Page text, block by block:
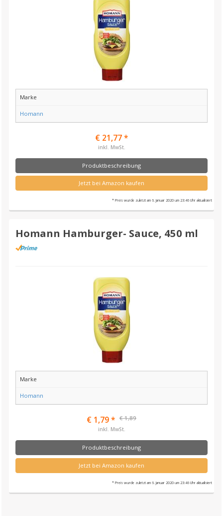
Marke
Homann
€ 21,77 *
inkl. MwSt.
Produktbeschreibung
Jetzt bei Amazon kaufen
* Preis wurde zuletzt am 6. Januar 2020 um 23:46 Uhr aktualisiert
Homann Hamburger- Sauce, 450 ml
Marke
Homann
€ 1,79 * € 1,89
inkl. MwSt.
Produktbeschreibung
Jetzt bei Amazon kaufen
* Preis wurde zuletzt am 6. Januar 2020 um 23:46 Uhr aktualisiert